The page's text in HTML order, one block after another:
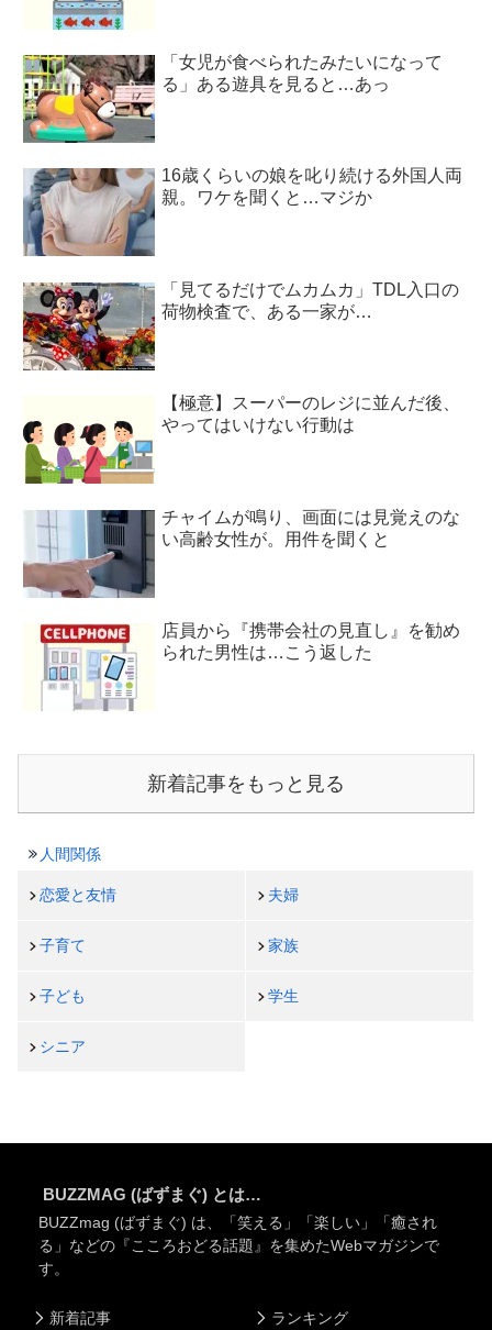
「女児が食べられたみたいになって
る」ある遊具を見ると…あっ
16歳くらいの娘を叱り続ける外国人両
親。ワケを聞くと…マジか
「見てるだけでムカムカ」TDL入口の
荷物検査で、ある一家が…
【極意】スーパーのレジに並んだ後、
やってはいけない行動は
チャイムが鳴り、画面には見覚えのな
い高齢女性が。用件を聞くと
店員から『携帯会社の見直し』を勧め
られた男性は…こう返した
新着記事をもっと見る
人間関係
恋愛と友情 夫婦
子育て 家族
子ども 学生
シニア
BUZZMAG (ばずまぐ) とは…
BUZZmag (ばずまぐ) は、「笑える」「楽しい」「癒され
る」などの『こころおどる話題』を集めたWebマガジンで
す。
新着記事 ランキング